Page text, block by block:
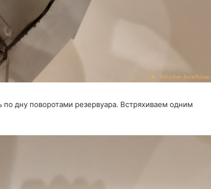
дну поворотами резервуара. Встряхиваем одним